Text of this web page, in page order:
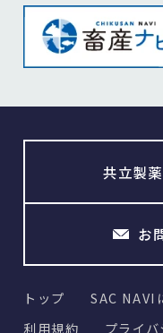
共立製
お
トップ SAC NAVI
利用規約
プライ